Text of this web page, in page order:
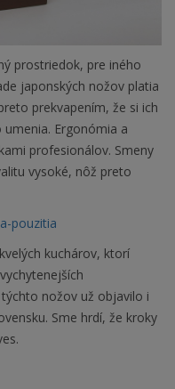
prostriedok, pre iného
japonských nožov platia
prekvapením, že si ich
Ergonómia a
profesionálov. Smeny
vysoké, nôž preto
pouzitia
kuchárov, ktorí
nožov už objavilo i
Sme hrdí, že kroky